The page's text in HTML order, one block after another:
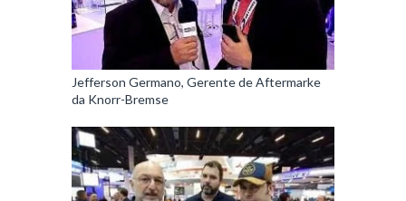
Jefferson Germano, Gerente de Aftermarke
da Knorr-Bremse